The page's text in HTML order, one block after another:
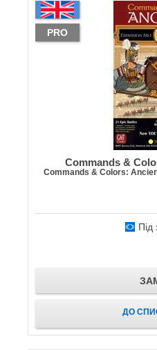
PRO
Commands &
Commands & Colors:
Під
ДО